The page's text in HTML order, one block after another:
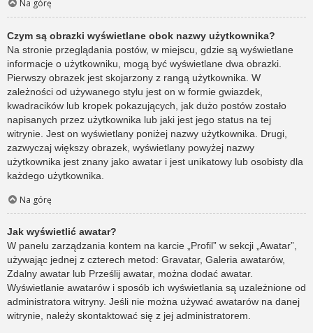
Na górę
Czym są obrazki wyświetlane obok nazwy użytkownika?
Na stronie przeglądania postów, w miejscu, gdzie są wyświetlane
informacje o użytkowniku, mogą być wyświetlane dwa obrazki.
Pierwszy obrazek jest skojarzony z rangą użytkownika. W
zależności od używanego stylu jest on w formie gwiazdek,
kwadracików lub kropek pokazujących, jak dużo postów zostało
napisanych przez użytkownika lub jaki jest jego status na tej
witrynie. Jest on wyświetlany poniżej nazwy użytkownika. Drugi,
zazwyczaj większy obrazek, wyświetlany powyżej nazwy
użytkownika jest znany jako awatar i jest unikatowy lub osobisty dla
każdego użytkownika.
Na górę
Jak wyświetlić awatar?
W panelu zarządzania kontem na karcie „Profil” w sekcji „Awatar”,
używając jednej z czterech metod: Gravatar, Galeria awatarów,
Zdalny awatar lub Prześlij awatar, można dodać awatar.
Wyświetlanie awatarów i sposób ich wyświetlania są uzależnione od
administratora witryny. Jeśli nie można używać awatarów na danej
witrynie, należy skontaktować się z jej administratorem.